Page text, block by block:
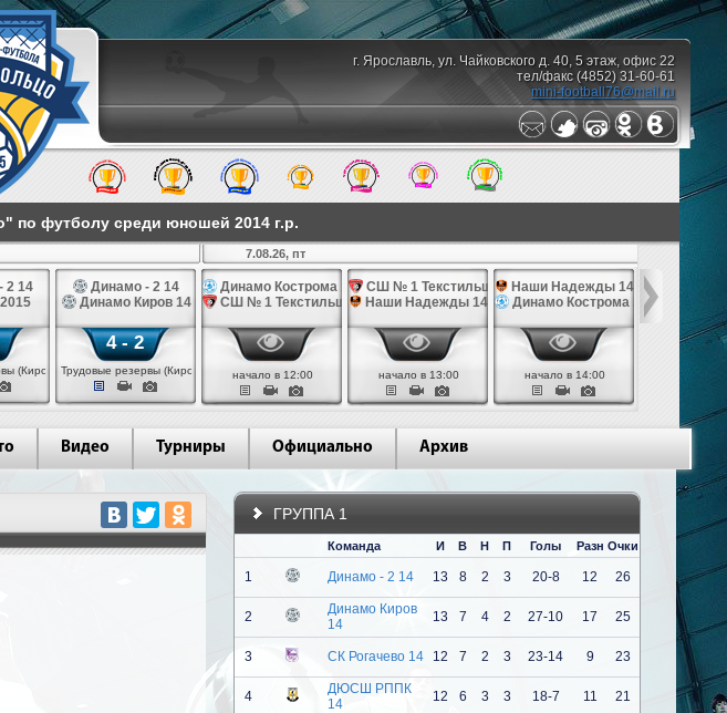
г. Ярославль, ул. Чайковского д. 40, 5 этаж, офис 22
тел/факс (4852) 31-60-61
mini-football76@mail.ru
по футболу среди юношей 2014 г.р.
2 14
(Киров)
Динамо - 2 14
Динамо Киров 14
4 - 2
Трудовые резервы (Киров)
7.08.26, пт
Динамо Кострома 14
СШ № 1 Текстильщик 14
начало в 12:00
СШ № 1 Текстильщик 14
Наши Надежды 14
начало в 13:00
Наши Надежды 14
Динамо Кострома 14
начало в 14:00
СШ им.
Видео Турниры Официально Архив
ГРУППА 1
Команда И В Н П Голы Разн Очки
1 Динамо - 2 14 13 8 2 3 20-8 12 26
2
Динамо Киров
14
13 7 4 2 27-10 17 25
3 СК Рогачево 14 12 7 2 3 23-14 9 23
4
ДЮСШ РППК
14
12 6 3 3 18-7 11 21